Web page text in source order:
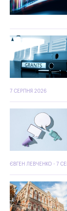
7 СЕРПНЯ 2026
ЄВГЕН ЛЕВЧЕНКО - 7